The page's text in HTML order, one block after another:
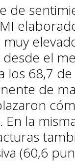
de
el
los 68,7
de
En la
(60,6